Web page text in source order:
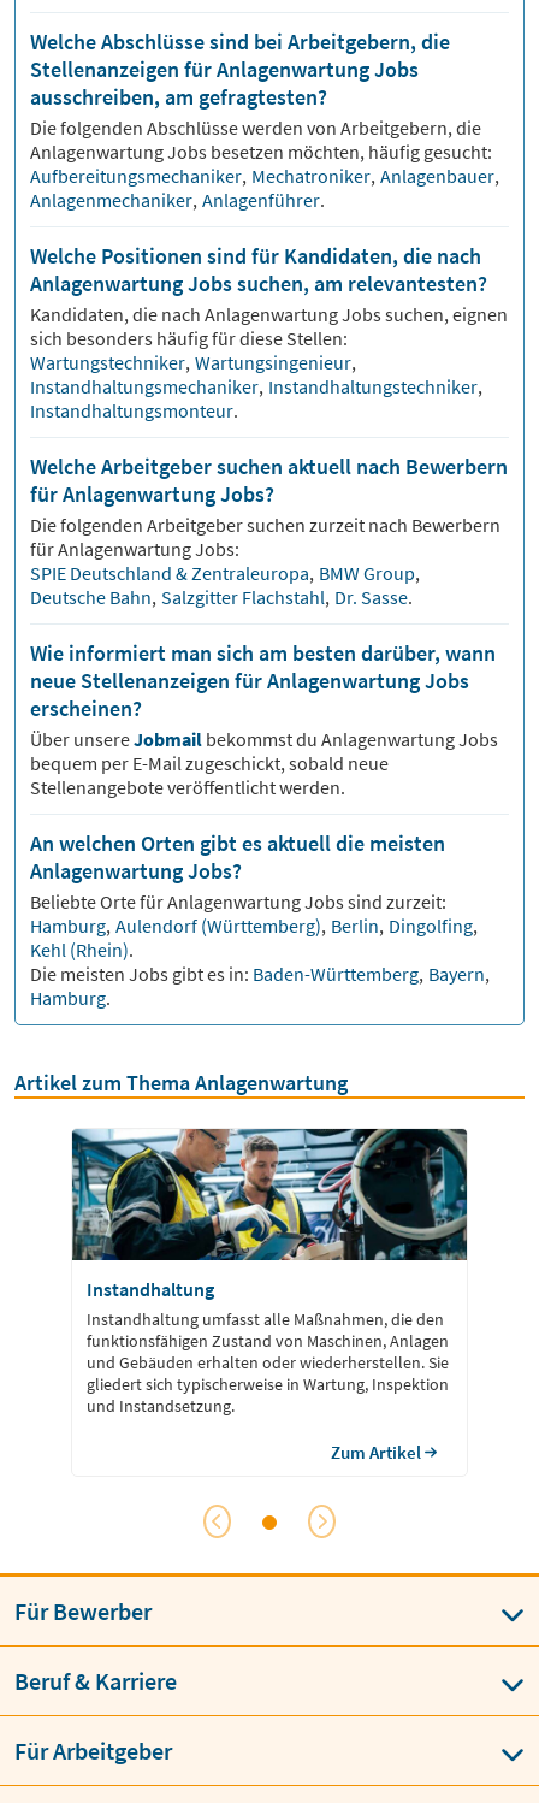
Welche Abschlüsse sind bei Arbeitgebern, die
Stellenanzeigen für Anlagenwartung Jobs
ausschreiben, am gefragtesten?
Die folgenden Abschlüsse werden von Arbeitgebern, die
AnlagenwartungJobs besetzen möchten, häufig gesucht:
Aufbereitungsmechaniker, Mechatroniker, Anlagenbauer,
Anlagenmechaniker, Anlagenführer.
Welche Positionen sind für Kandidaten, die nach
Anlagenwartung Jobs suchen, am relevantesten?
Kandidaten, die nach AnlagenwartungJobs suchen, eignen
sich besonders häufig für diese Stellen:
Wartungstechniker, Wartungsingenieur,
Instandhaltungsmechaniker, Instandhaltungstechniker,
Instandhaltungsmonteur.
Welche Arbeitgeber suchen aktuell nach Bewerbern
für Anlagenwartung Jobs?
Die folgenden Arbeitgeber suchen zurzeit nach Bewerbern
fürAnlagenwartungJobs:
SPIE Deutschland & Zentraleuropa, BMW Group,
Deutsche Bahn, Salzgitter Flachstahl, Dr. Sasse.
Wie informiert man sich am besten darüber, wann
neue Stellenanzeigen für Anlagenwartung Jobs
erscheinen?
Über unsereJobmail bekommst du AnlagenwartungJobs
bequem per E-Mail zugeschickt, sobald neue
Stellenangebote veröffentlicht werden.
An welchen Orten gibt es aktuell die meisten
Anlagenwartung Jobs?
Beliebte Orte fürAnlagenwartungJobs sind zurzeit:
Hamburg, Aulendorf (Württemberg), Berlin, Dingolfing,
Kehl (Rhein).
Die meisten Jobs gibt es in: Baden-Württemberg, Bayern,
Hamburg.
Artikel zum Thema Anlagenwartung
Instandhaltung
Instandhaltung umfasst alle Maßnahmen, die den
funktionsfähigen Zustand von Maschinen, Anlagen
und Gebäuden erhalten oder wiederherstellen. Sie
gliedert sich typischerweise in Wartung, Inspektion
und Instandsetzung.
Zum Artikel
Für Bewerber
Beruf & Karriere
Für Arbeitgeber